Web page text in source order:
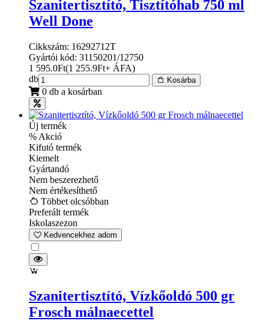
Szanitertisztító, Tisztítóhab 750 ml
Well Done
Cikkszám: 16292712T
Gyártói kód: 31150201/12750
1 595.0Ft(1 255.9Ft+ ÁFA)
db
Kosárba
0 db a kosárban
Új termék
% Akció
Kifutó termék
Kiemelt
Gyártandó
Nem beszerezhető
Nem értékesíthető
Többet olcsóbban
Preferált termék
Iskolaszezon
Kedvencekhez adom
Szanitertisztító, Vízkőoldó 500 gr
Frosch málnaecettel